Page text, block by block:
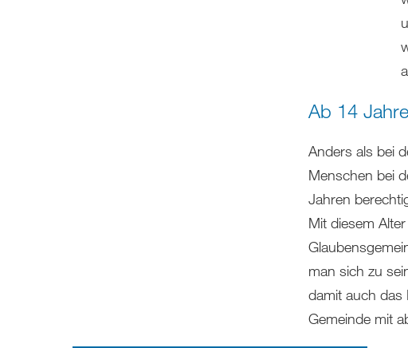
Ab 14
Anders als bei
Menschen bei
Jahren
Mit diesem
man sich zu
damit auch das
Gemeinde mit